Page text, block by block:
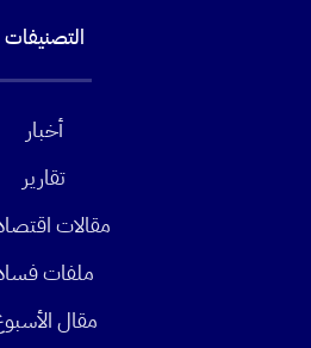
التصنيفات
أخبار
تقارير
مقالات
ملفات
مقال